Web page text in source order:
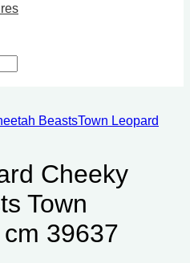
Cheeky
Town
39637